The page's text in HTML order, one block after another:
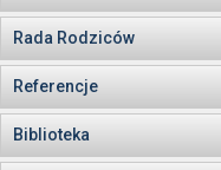
Rada Rodziców
Referencje
Biblioteka